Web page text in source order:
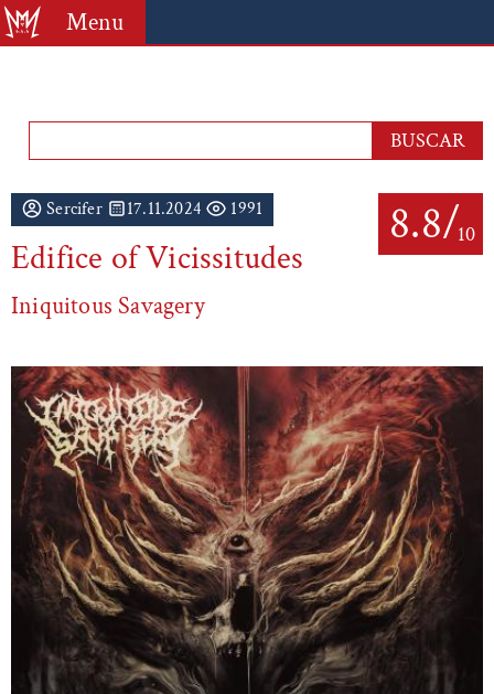
Menu
8.8/10
Sercifer 17.11.2024 1991
Edifice of Vicissitudes
Iniquitous Savagery